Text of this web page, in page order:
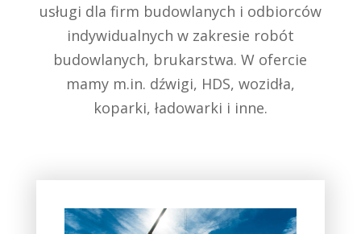
usługi dla firm budowlanych i odbiorców
indywidualnych w zakresie robót
budowlanych, brukarstwa. W ofercie
mamy m.in. dźwigi, HDS, wozidła,
koparki, ładowarki i inne.